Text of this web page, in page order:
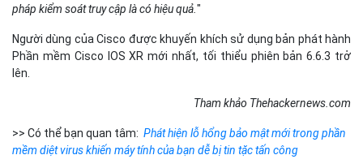
pháp kiểm soát truy cập là có hiệu quả."
Người dùng của Cisco được khuyến khích sử dụng bản phát hành
Phần mềm Cisco IOS XR mới nhất, tối thiểu phiên bản 6.6.3 trở
lên.
Tham khảo Thehackernews.com
>> Có thể bạn quan tâm: Phát hiện lỗ hổng bảo mật mới trong phần
mềm diệt virus khiến máy tính của bạn dễ bị tin tặc tấn công